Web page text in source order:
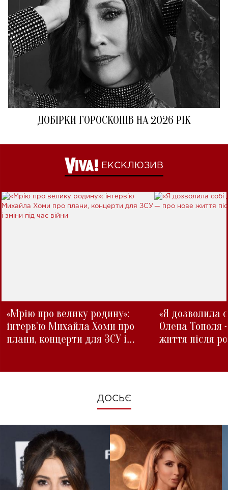
ДОБІРКИ ГОРОСКОПІВ НА 2026 РІК
ЕКСКЛЮЗИВ
«Мрію про велику родину»:
інтерв'ю Михайла Хоми про
плани, концерти для ЗСУ і
«Я дозволила
Олена Тополя
життя після
ДОСЬЄ